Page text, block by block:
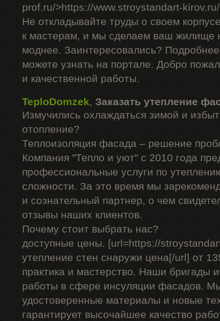
prof.ru/>https://www.stroystandart-
Не откладывайте труды о своем
к мастерам, и мы сделаем ваш жилище
моднее. Заинтересовались?
можете узнать на портале. Добро
и качественной работы.
TeploDomzek, Заказать утепление
Измучились охлаждаться зимой и
отопление?
Теплоизоляция фасада – решение
Компания "Тепло и уют" с 2010 года
профессиональные услуги по
сложности. За это время мы
и сознательный партнер, о чем
отзывы наших клиентов.
Почему стоит выбрать нас?
доступные цены. [url=https://
утепление стен снаружи цена[/url] от
практика и мастерство. Наши бригады
работы в сфере инсуляции фасадов.
удостоверенные материалы и новые
гарантирует высочайшее качество